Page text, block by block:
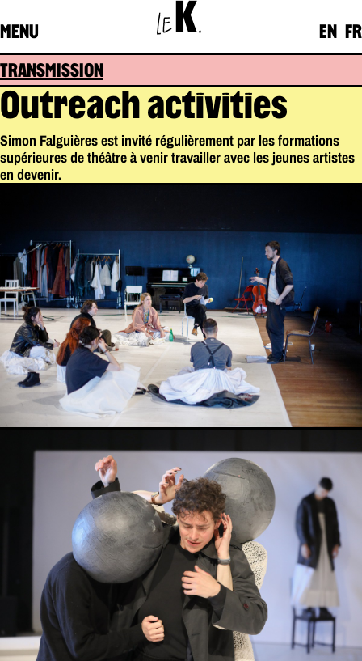
MENU LEK. EN FR
TRANSMISSION
Outreach activities
Simon Falguières est invité régulièrement par les formations
supérieures de théâtre à venir travailler avec les jeunes artistes
en devenir.